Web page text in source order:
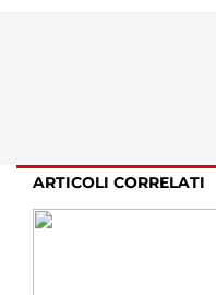
ARTICOLI CORRELATI